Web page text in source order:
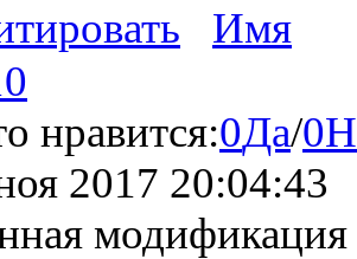
Имя
нравится:0Да/0
2017 20:04:43